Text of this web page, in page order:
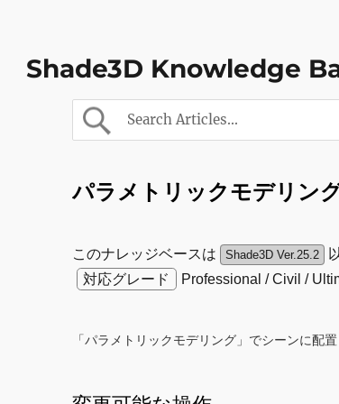
Shade3D Knowledge
パラメトリックモデリン
このナレッジベースは Shade3D Ver.25.2
対応グレード
Professional / Civil /
「パラメトリックモデリング」でシーンに配